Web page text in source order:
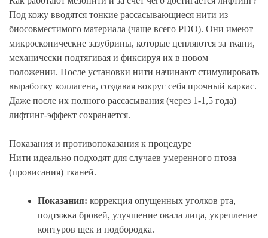
Под кожу вводятся тонкие рассасывающиеся нити из
биосовместимого материала (чаще всего PDO). Они имеют
микроскопические зазубрины, которые цепляются за ткани,
механически подтягивая и фиксируя их в новом
положении. После установки нити начинают стимулировать
выработку коллагена, создавая вокруг себя прочный каркас.
Даже после их полного рассасывания (через 1-1,5 года)
лифтинг-эффект сохраняется.
Показания и противопоказания к процедуре
Нити идеально подходят для случаев умеренного птоза
(провисания) тканей.
Показания: коррекция опущенных уголков рта,
подтяжка бровей, улучшение овала лица, укрепление
контуров щек и подбородка.